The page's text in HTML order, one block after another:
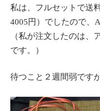
私は、フルセットで送
4005円）でしたので、
（私が注文したのは、
です。）
待つこと２週間弱です